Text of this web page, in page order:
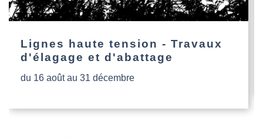
Lignes haute tension - Travaux
d'élagage et d'abattage
du 16 août au 31 décembre